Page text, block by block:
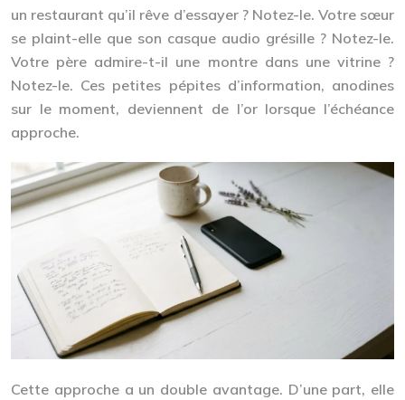
un restaurant qu’il rêve d’essayer ? Notez-le. Votre sœur
se plaint-elle que son casque audio grésille ? Notez-le.
Votre père admire-t-il une montre dans une vitrine ?
Notez-le. Ces petites pépites d’information, anodines
sur le moment, deviennent de l’or lorsque l’échéance
approche.
Cette approche a un double avantage. D’une part, elle